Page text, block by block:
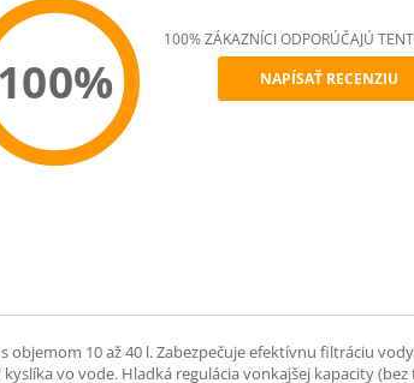
100%
100% ZÁKAZNÍCI ODPORÚČAJÚ
NAPÍSAŤ RECENZIU
objemom 10 až 40 l. Zabezpečuje efektívnu filtráciu
vo vode. Hladká regulácia vonkajšej kapacity